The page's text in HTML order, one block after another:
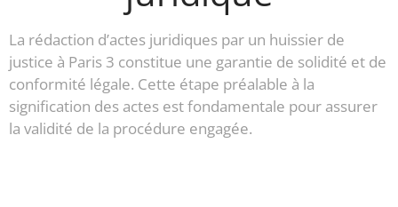
La rédaction d’actes juridiques par un huissier de
justice à Paris 3 constitue une garantie de solidité et de
conformité légale. Cette étape préalable à la
signification des actes est fondamentale pour assurer
la validité de la procédure engagée.